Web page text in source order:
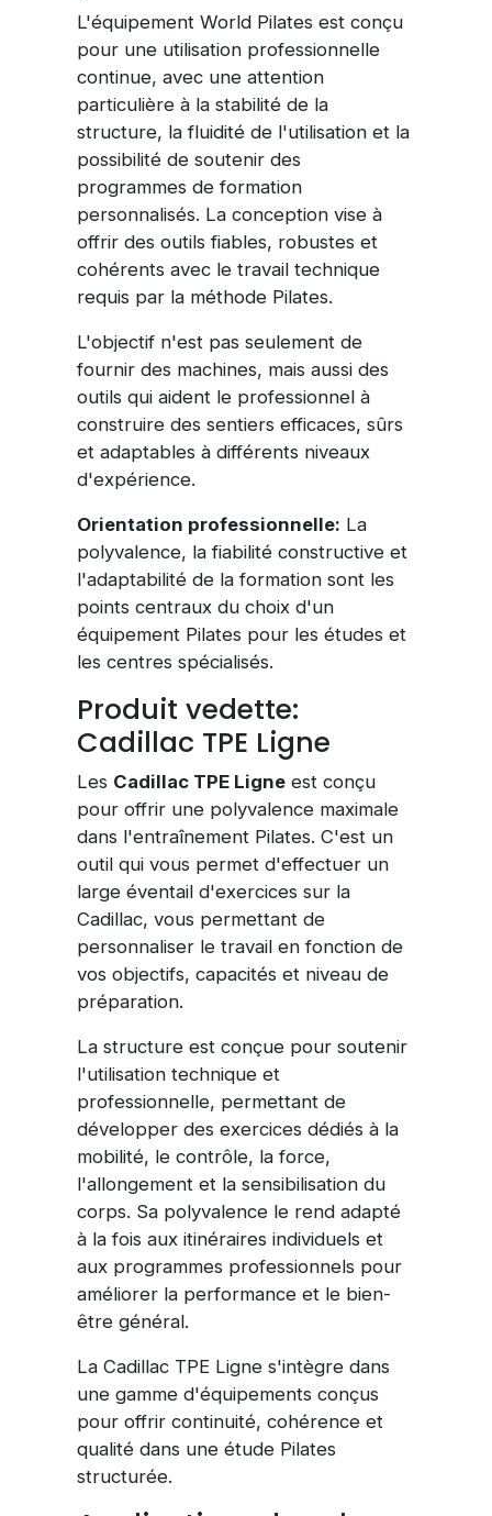
L'équipement World Pilates est conçu
pour une utilisation professionnelle
continue, avec une attention
particulière à la stabilité de la
structure, la fluidité de l'utilisation et la
possibilité de soutenir des
programmes de formation
personnalisés. La conception vise à
offrir des outils fiables, robustes et
cohérents avec le travail technique
requis par la méthode Pilates.
L'objectif n'est pas seulement de
fournir des machines, mais aussi des
outils qui aident le professionnel à
construire des sentiers efficaces, sûrs
et adaptables à différents niveaux
d'expérience.
Orientation professionnelle: La
polyvalence, la fiabilité constructive et
l'adaptabilité de la formation sont les
points centraux du choix d'un
équipement Pilates pour les études et
les centres spécialisés.
Produit vedette:
Cadillac TPE Ligne
Les Cadillac TPE Ligne est conçu
pour offrir une polyvalence maximale
dans l'entraînement Pilates. C'est un
outil qui vous permet d'effectuer un
large éventail d'exercices sur la
Cadillac, vous permettant de
personnaliser le travail en fonction de
vos objectifs, capacités et niveau de
préparation.
La structure est conçue pour soutenir
l'utilisation technique et
professionnelle, permettant de
développer des exercices dédiés à la
mobilité, le contrôle, la force,
l'allongement et la sensibilisation du
corps. Sa polyvalence le rend adapté
à la fois aux itinéraires individuels et
aux programmes professionnels pour
améliorer la performance et le bien-
être général.
La Cadillac TPE Ligne s'intègre dans
une gamme d'équipements conçus
pour offrir continuité, cohérence et
qualité dans une étude Pilates
structurée.